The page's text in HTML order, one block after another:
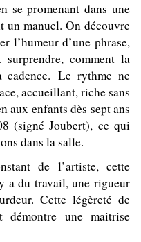
se promenant dans une
un manuel. On découvre
l’humeur d’une phrase,
comment la
cadence.Le rythme ne
accueillant, riche sans
aux enfants dès sept ans
(signé Joubert), ce qui
dans la salle.
de l’artiste, cette
a du travail, une rigueur
Cette légèreté de
démontre une maitrise